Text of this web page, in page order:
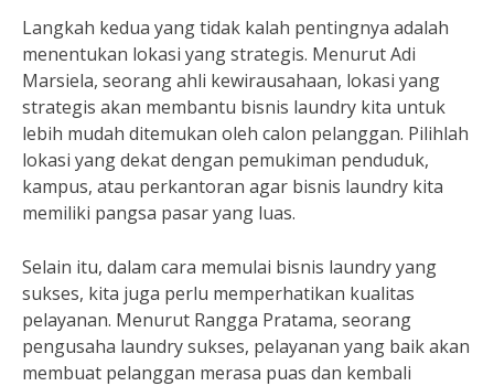
Langkah kedua yang tidak kalah pentingnya adalah
menentukan lokasi yang strategis. Menurut Adi
Marsiela, seorang ahli kewirausahaan, lokasi yang
strategis akan membantu bisnis laundry kita untuk
lebih mudah ditemukan oleh calon pelanggan. Pilihlah
lokasi yang dekat dengan pemukiman penduduk,
kampus, atau perkantoran agar bisnis laundry kita
memiliki pangsa pasar yang luas.
Selain itu, dalam cara memulai bisnis laundry yang
sukses, kita juga perlu memperhatikan kualitas
pelayanan. Menurut Rangga Pratama, seorang
pengusaha laundry sukses, pelayanan yang baik akan
membuat pelanggan merasa puas dan kembali